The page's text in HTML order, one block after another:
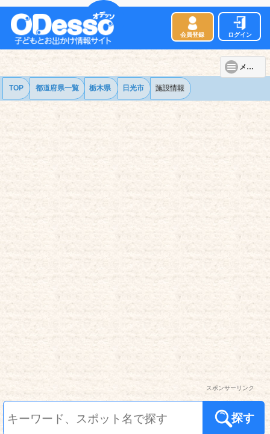
会員登録 ログイン
メニュー
TOP 都道府県一覧 栃木県 日光市 施設情報
スポンサーリンク
探す